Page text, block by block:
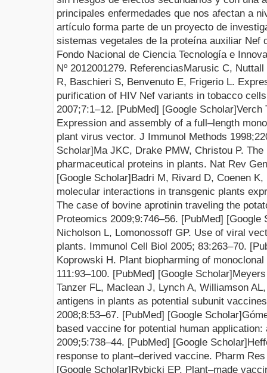
principales enfermedades que nos afectan a
artículo forma parte de un proyecto de
sistemas vegetales de la proteína auxiliar Nef
Fondo Nacional de Ciencia Tecnología e
Nº 2012001279. ReferenciasMarusic C,
R, Baschieri S, Benvenuto E, Frigerio L.
purification of HIV Nef variants in tobacco
2007;7:1–12. [PubMed] [Google Scholar]Verch
Expression and assembly of a full–length
plant virus vector. J Immunol Methods 1998;
Scholar]Ma JKC, Drake PMW, Christou P.
pharmaceutical proteins in plants. Nat Rev
[Google Scholar]Badri M, Rivard D, Coenen
molecular interactions in transgenic plants
The case of bovine aprotinin traveling the
Proteomics 2009;9:746–56. [PubMed] [Google
Nicholson L, Lomonossoff GP. Use of viral
plants. Immunol Cell Biol 2005; 83:263–70. [
Koprowski H. Plant biopharming of
111:93–100. [PubMed] [Google Scholar]M
Tanzer FL, Maclean J, Lynch A, Williamson
antigens in plants as potential subunit
2008;8:53–67. [PubMed] [Google Scholar]
based vaccine for potential human application:
2009;5:738–44. [PubMed] [Google Scholar]
response to plant–derived vaccine. Pharm Res
[Google Scholar]Rybicki EP. Plant–made